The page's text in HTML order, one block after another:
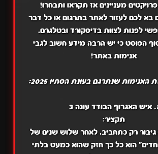
מעניינים אז תקראו ותבחרו!
בא לכם לעזור לאתר בתרגום או כל דבר
לפנות לצוות בדיסקורד ובטלגרם.
הפוסט כי יש הרבה מידע חשוב לגבי
אנימות באתר!
האנימות שנתרגם בעונת הסתיו 2025:
1. איש האגרוף הבודד עונה 3
תקציר:
רק כתחביב. לאחר שלוש שנים של
הוא כל כך חזק שהוא כמעט בלתי